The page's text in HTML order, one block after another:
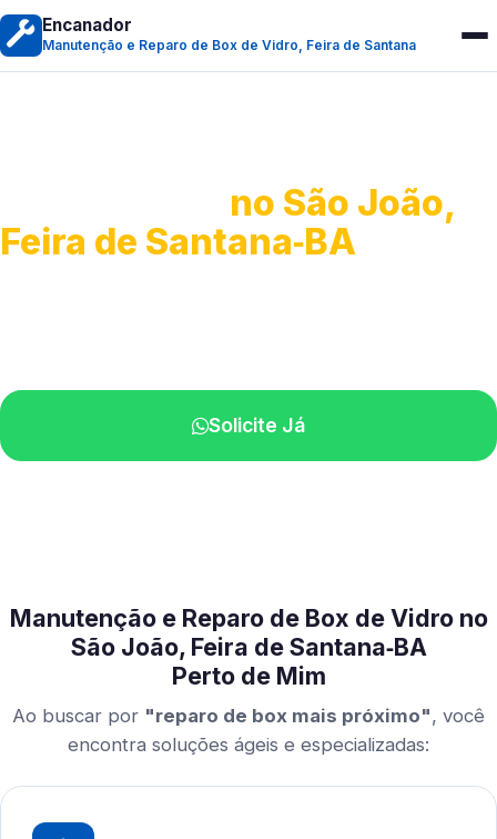
Encanador
Manutenção e Reparo de Box de Vidro, Feira de Santana
no São João,
Feira de Santana‑BA
Solicite Já
Manutenção e Reparo de Box de Vidro no
São João, Feira de Santana‑BA
Perto de Mim
Ao buscar por "reparo de box mais próximo", você
encontra soluções ágeis e especializadas: